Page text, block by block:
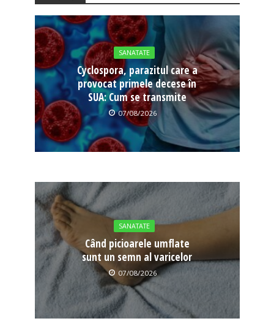
SANATATE
Cyclospora, parazitul care a
provocat primele decese în
SUA: Cum se transmite
07/08/2026
SANATATE
Când picioarele umflate
sunt un semn al varicelor
07/08/2026